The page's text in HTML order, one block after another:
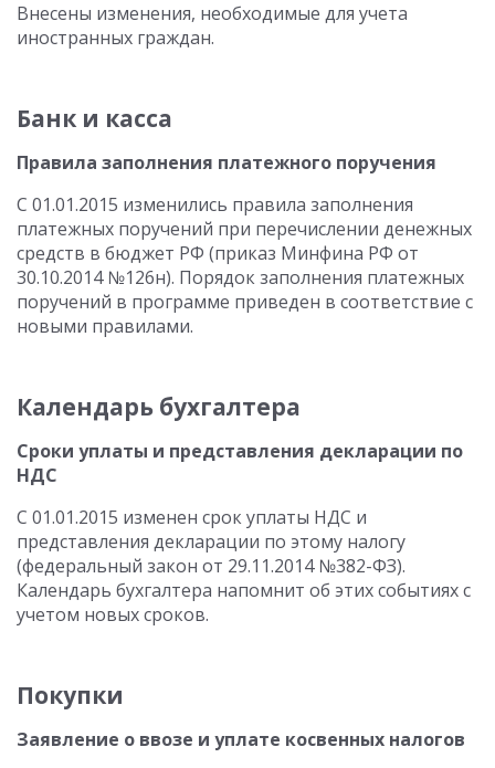
Внесены изменения, необходимые для учета
иностранных граждан.
Банк и касса
Правила заполнения платежного поручения
С 01.01.2015 изменились правила заполнения
платежных поручений при перечислении денежных
средств в бюджет РФ (приказ Минфина РФ от
30.10.2014 №126н). Порядок заполнения платежных
поручений в программе приведен в соответствие с
новыми правилами.
Календарь бухгалтера
Сроки уплаты и представления декларации по
НДС
С 01.01.2015 изменен срок уплаты НДС и
представления декларации по этому налогу
(федеральный закон от 29.11.2014 №382-ФЗ).
Календарь бухгалтера напомнит об этих событиях с
учетом новых сроков.
Покупки
Заявление о ввозе и уплате косвенных налогов